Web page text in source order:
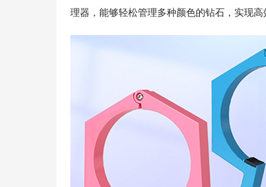
理器，能够轻松管理多种颜色的钻石，实现高